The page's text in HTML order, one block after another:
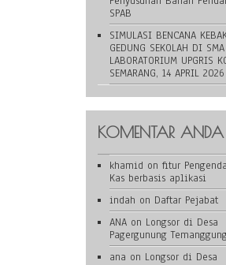
SPAB
SIMULASI BENCANA
GEDUNG SEKOLAH DI SMA
LABORATORIUM UPGRIS
SEMARANG, 14 APRIL 2026
KOMENTAR ANDA
khamid on fitur
Kas berbasis aplikasi
indah on Daftar Pejabat
ANA on Longsor di Desa
Pagergunung
ana on Longsor di Desa